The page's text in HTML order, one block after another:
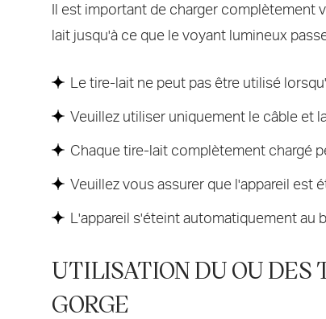
Il est important de charger complètement
lait jusqu'à ce que le voyant lumineux
Le tire-lait ne peut pas être utilisé
Veuillez utiliser uniquement le câble et
Chaque tire-lait complètement chargé
Veuillez vous assurer que l'appareil est
L'appareil s'éteint automatiquement au
UTILISATION DU OU DES
GORGE